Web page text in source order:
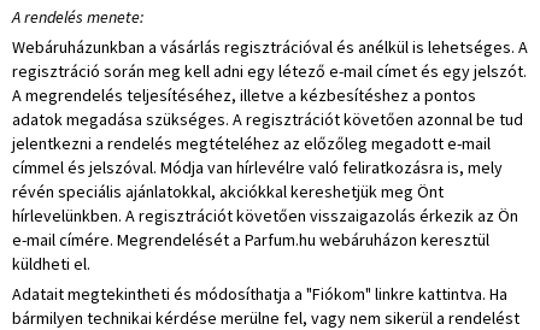
A rendelés menete:
Webáruházunkban a vásárlás regisztrációval és anélkül is lehetséges. A
regisztráció során meg kell adni egy létező e-mail címet és egy jelszót.
A megrendelés teljesítéséhez, illetve a kézbesítéshez a pontos
adatok megadása szükséges. A regisztrációt követően azonnal be tud
jelentkezni a rendelés megtételéhez az előzőleg megadott e-mail
címmel és jelszóval. Módja van hírlevélre való feliratkozásra is, mely
révén speciális ajánlatokkal, akciókkal kereshetjük meg Önt
hírlevelünkben. A regisztrációt követően visszaigazolás érkezik az Ön
e-mail címére. Megrendelését a Parfum.hu webáruházon keresztül
küldheti el.
Adatait megtekintheti és módosíthatja a "Fiókom" linkre kattintva. Ha
bármilyen technikai kérdése merülne fel, vagy nem sikerül a rendelést